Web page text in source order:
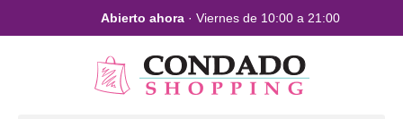
Abierto ahora · Viernes de 10:00 a 21:00